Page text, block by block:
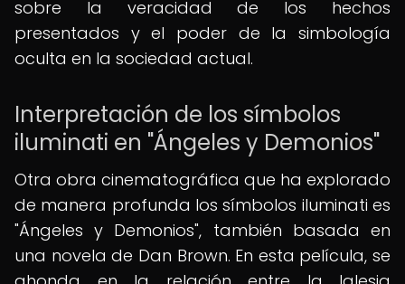
sobre la veracidad de los hechos
presentados y el poder de la simbología
oculta en la sociedad actual.
Interpretación de los símbolos
iluminati en "Ángeles y Demonios"
Otra obra cinematográfica que ha explorado
de manera profunda los símbolos iluminati es
"Ángeles y Demonios", también basada en
una novela de Dan Brown. En esta película, se